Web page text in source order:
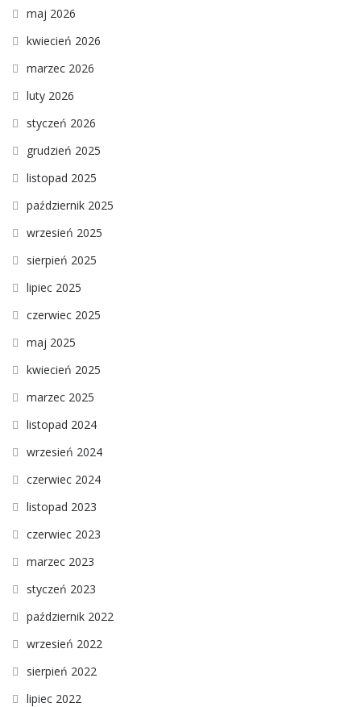
maj 2026
kwiecień 2026
marzec 2026
luty 2026
styczeń 2026
grudzień 2025
listopad 2025
październik 2025
wrzesień 2025
sierpień 2025
lipiec 2025
czerwiec 2025
maj 2025
kwiecień 2025
marzec 2025
listopad 2024
wrzesień 2024
czerwiec 2024
listopad 2023
czerwiec 2023
marzec 2023
styczeń 2023
październik 2022
wrzesień 2022
sierpień 2022
lipiec 2022